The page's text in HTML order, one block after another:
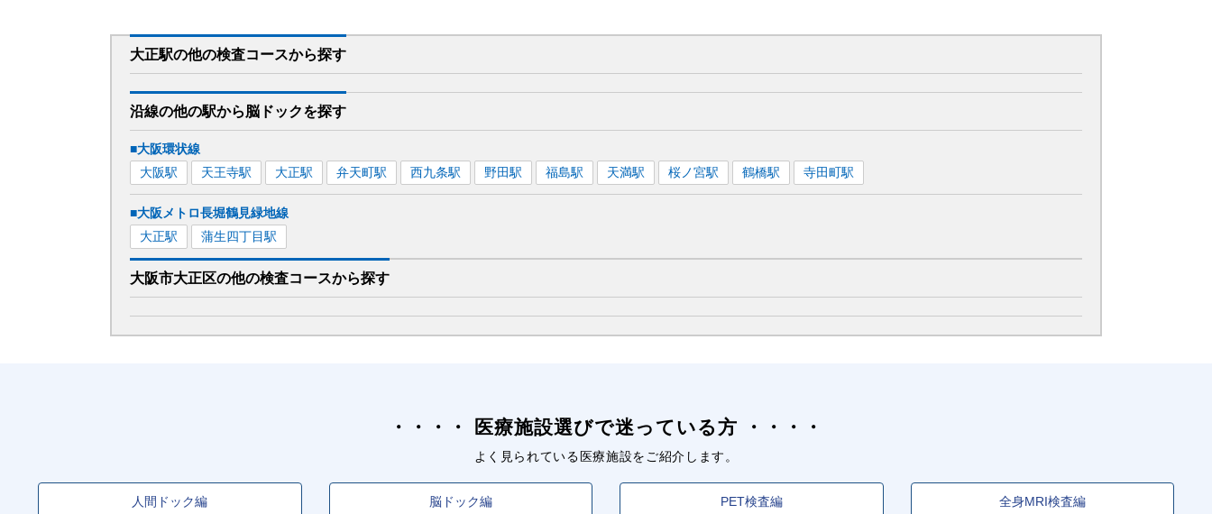
大正駅の他の検査コースから探す
沿線の他の駅から脳ドックを探す
■大阪環状線
大阪駅 天王寺駅 大正駅 弁天町駅 西九条駅 野田駅 福島駅 天満駅 桜ノ宮駅 鶴橋駅 寺田町駅
■大阪メトロ長堀鶴見緑地線
大正駅 蒲生四丁目駅
大阪市大正区の他の検査コースから探す
医療施設選びで迷っている方
よく見られている医療施設をご紹介します。
人間ドック編 脳ドック編 PET検査編 全身MRI検査編